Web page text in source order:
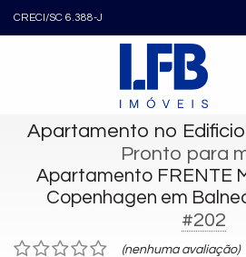
CRECI/SC 6.388-J
Apartamento no
Pronto para
Apartamento FRENTE
Copenhagen em
#202
(nenhuma avaliação)